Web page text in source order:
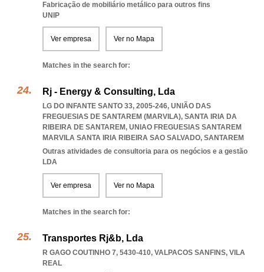
Fabricação de mobiliário metálico para outros fins
UNIP
Ver empresa Ver no Mapa
Matches in the search for:
Rj - Energy & Consulting, Lda
LG DO INFANTE SANTO 33, 2005-246, UNIÃO DAS
FREGUESIAS DE SANTAREM (MARVILA), SANTA IRIA DA
RIBEIRA DE SANTAREM, UNIAO FREGUESIAS SANTAREM
MARVILA SANTA IRIA RIBEIRA SAO SALVADO, SANTAREM
Outras atividades de consultoria para os negócios e a gestão
LDA
Ver empresa Ver no Mapa
Matches in the search for:
Transportes Rj&b, Lda
R GAGO COUTINHO 7, 5430-410, VALPACOS SANFINS, VILA
REAL